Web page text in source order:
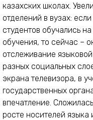
казахских школах.
отделений в вузах:
студентов обучались
обучения, то сейчас –
отслеживание
разных социальных
экрана телевизора, в
государственных
впечатление.
росте носителей языка